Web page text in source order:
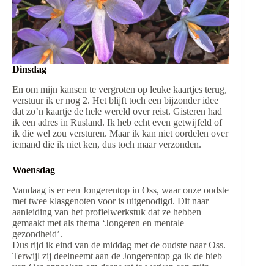
Dinsdag
En om mijn kansen te vergroten op leuke kaartjes terug,
verstuur ik er nog 2. Het blijft toch een bijzonder idee
dat zo’n kaartje de hele wereld over reist. Gisteren had
ik een adres in Rusland. Ik heb echt even getwijfeld of
ik die wel zou versturen. Maar ik kan niet oordelen over
iemand die ik niet ken, dus toch maar verzonden.
Woensdag
Vandaag is er een Jongerentop in Oss, waar onze oudste
met twee klasgenoten voor is uitgenodigd. Dit naar
aanleiding van het profielwerkstuk dat ze hebben
gemaakt met als thema ‘Jongeren en mentale
gezondheid’.
Dus rijd ik eind van de middag met de oudste naar Oss.
Terwijl zij deelneemt aan de Jongerentop ga ik de bieb